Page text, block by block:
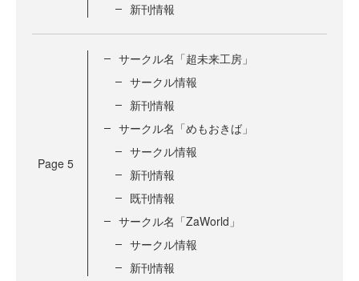
新刊情報
Page 5
サークル名「超未来工房」
サークル情報
新刊情報
サークル名「めもおきば」
サークル情報
新刊情報
既刊情報
サークル名「ZaWorld」
サークル情報
新刊情報